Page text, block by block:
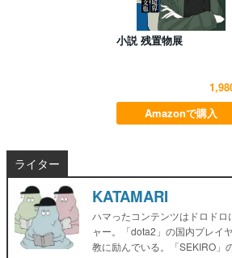
小説 残置物展
Amazonで購入
ライター
KATAMARI
ハマったコンテンツはドロド
ャー。「dota2」の国内プレイ
教に励んでいる。「SEKIRO」